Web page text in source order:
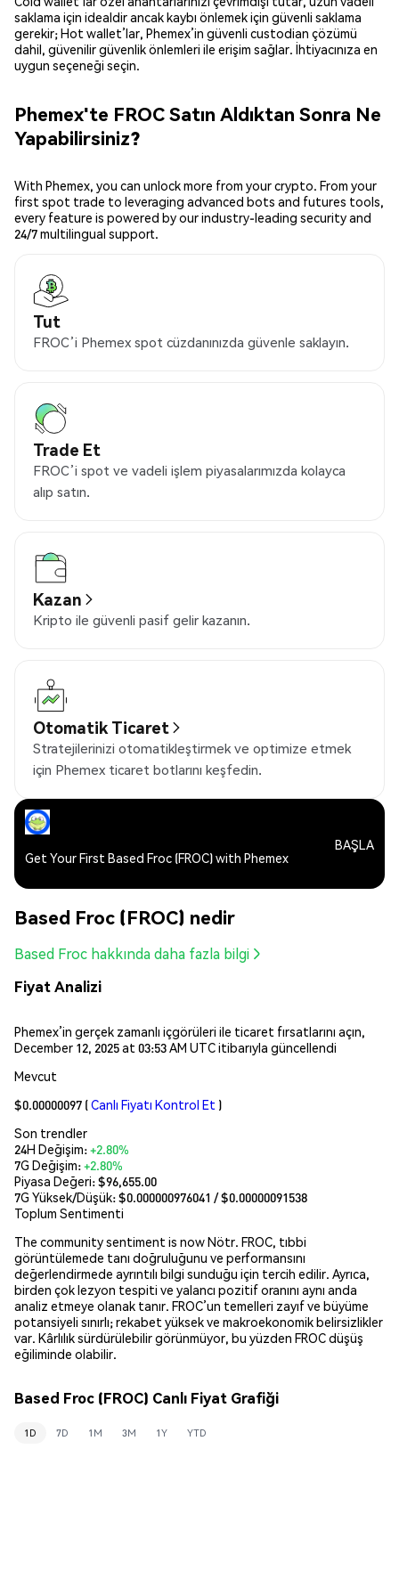
saklama için idealdir ancak kaybı önlemek için güvenli saklama
gerekir; Hot wallet’lar, Phemex’in güvenli custodian çözümü
dahil, güvenilir güvenlik önlemleri ile erişim sağlar. İhtiyacınıza en
uygun seçeneği seçin.
Phemex'te FROC Satın Aldıktan Sonra Ne
Yapabilirsiniz?
With Phemex, you can unlock more from your crypto. From your
first spot trade to leveraging advanced bots and futures tools,
every feature is powered by our industry-leading security and
24/7 multilingual support.
Tut
FROC’i Phemex spot cüzdanınızda güvenle saklayın.
Trade Et
FROC’i spot ve vadeli işlem piyasalarımızda kolayca
alıp satın.
Kazan
Kripto ile güvenli pasif gelir kazanın.
Otomatik Ticaret
Stratejilerinizi otomatikleştirmek ve optimize etmek
için Phemex ticaret botlarını keşfedin.
Get Your First Based Froc (FROC) with Phemex
BAŞLA
Based Froc (FROC) nedir
Based Froc hakkında daha fazla bilgi
Fiyat Analizi
Phemex’in gerçek zamanlı içgörüleri ile ticaret fırsatlarını açın,
December 12, 2025 at 03:53 AM UTC itibarıyla güncellendi
Mevcut
$0.00000097 (Canlı Fiyatı Kontrol Et )
Son trendler
24H Değişim:+2.80%
7G Değişim:+2.80%
Piyasa Değeri:$96,655.00
7G Yüksek/Düşük: $0.000000976041 / $0.00000091538
Toplum Sentimenti
The community sentiment is now Nötr. FROC, tıbbi
görüntülemede tanı doğruluğunu ve performansını
değerlendirmede ayrıntılı bilgi sunduğu için tercih edilir. Ayrıca,
birden çok lezyon tespiti ve yalancı pozitif oranını aynı anda
analiz etmeye olanak tanır. FROC’un temelleri zayıf ve büyüme
potansiyeli sınırlı; rekabet yüksek ve makroekonomik belirsizlikler
var. Kârlılık sürdürülebilir görünmüyor, bu yüzden FROC düşüş
eğiliminde olabilir.
Based Froc (FROC) Canlı Fiyat Grafiği
1D 7D 1M 3M 1Y YTD